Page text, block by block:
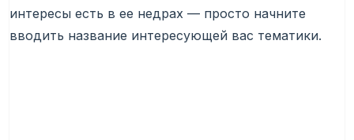
интересы есть в ее недрах — просто начните
вводить название интересующей вас тематики.